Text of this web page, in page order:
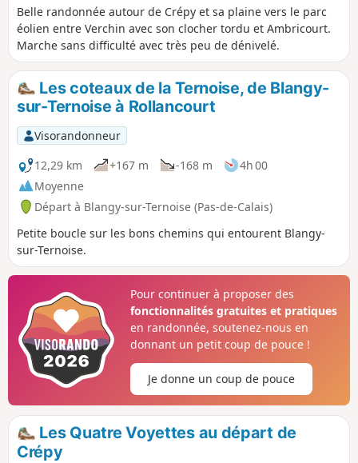
Belle randonnée autour de Crépy et sa plaine vers le parc
éolien entre Verchin avec son clocher tordu et Ambricourt.
Marche sans difficulté avec très peu de dénivelé.
Les coteaux de la Ternoise, de Blangy-
sur-Ternoise à Rollancourt
Visorandonneur
12,29 km
+167 m -168 m
4h 00
Moyenne
Départ à Blangy-sur-Ternoise (Pas-de-Calais)
Petite boucle sur les bons chemins qui entourent Blangy-
sur-Ternoise.
Pour continuer à proposer des
fonctionnalités gratuites et pratiques
en randonnée, soutenez-nous en
donnant un petit coup de pouce !
Je donne un coup de pouce
Les Quatre Voyettes au départ de
Crépy